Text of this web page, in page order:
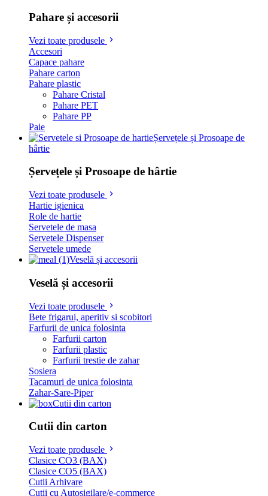
Pahare și accesorii
Vezi toate produsele
Accesori
Capace pahare
Pahare carton
Pahare plastic
Pahare Cristal
Pahare PET
Pahare PP
Paie
Șervețele și Prosoape de
hârtie
Șervețele și Prosoape de hârtie
Vezi toate produsele
Hartie igienica
Role de hartie
Servetele de masa
Servetele Dispenser
Servetele umede
Veselă și accesorii
Veselă și accesorii
Vezi toate produsele
Bete frigarui, aperitiv si scobitori
Farfurii de unica folosinta
Farfurii carton
Farfurii plastic
Farfurii trestie de zahar
Sosiera
Tacamuri de unica folosinta
Zahar-Sare-Piper
Cutii din carton
Cutii din carton
Vezi toate produsele
Clasice CO3 (BAX)
Clasice CO5 (BAX)
Cutii Arhivare
Cutii cu Autosigilare/e-commerce